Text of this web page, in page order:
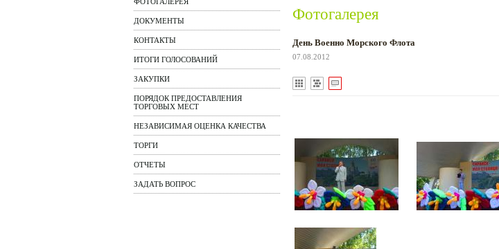
ДОКУМЕНТЫ
КОНТАКТЫ
ИТОГИ ГОЛОСОВАНИЙ
ЗАКУПКИ
ПОРЯДОК ПРЕДОСТАВЛЕНИЯ
ТОРГОВЫХ МЕСТ
НЕЗАВИСИМАЯ ОЦЕНКА КАЧЕСТВА
ТОРГИ
ОТЧЕТЫ
ЗАДАТЬ ВОПРОС
Фотогалерея
День Военно Морского Флота
07.08.2012